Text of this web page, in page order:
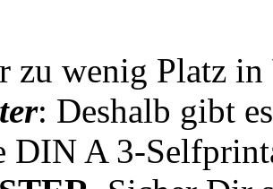
zu wenig Platz in
: Deshalb gibt
DIN A 3-